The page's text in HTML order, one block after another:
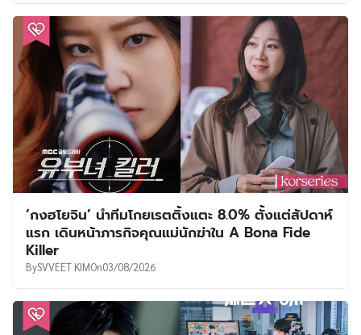
‘กงฮโยจิน’ นำทีมโกยเรตติ้งแตะ 8.0% ตั้งแต่สัปดาห์
แรก เดินหน้าภารกิจคุณแม่นักฆ่าใน A Bona Fide
Killer
BySVVEET KIMOn03/08/2026